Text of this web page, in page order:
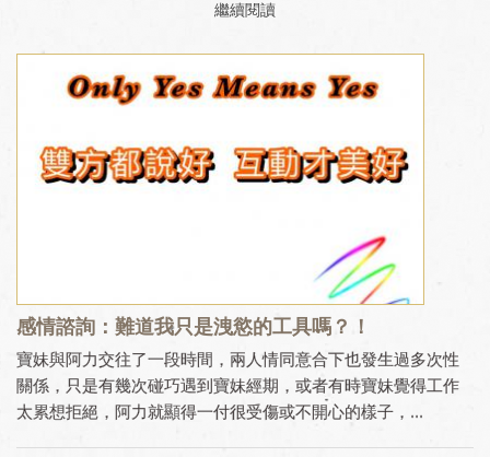
繼續閱讀
感情諮詢：難道我只是洩慾的工具嗎？！
寶妹與阿力交往了一段時間，兩人情同意合下也發生過多次性
關係，只是有幾次碰巧遇到寶妹經期，或者有時寶妹覺得工作
太累想拒絕，阿力就顯得一付很受傷或不開心的樣子，...